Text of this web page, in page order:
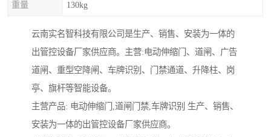
重量 130kg
云南实名智科技有限公司是生产、销售、安装为一体的
出管控设备厂家供应商。主营:电动伸缩门、道闸、广告
道闸、重型空降闸、车牌识别、门禁通道、升降柱、岗
亭、旗杆等智能设备。
主营产品: 电动伸缩门,道闸门禁,车牌识别 生产、销售、
安装为一体的出管控设备厂家供应商。